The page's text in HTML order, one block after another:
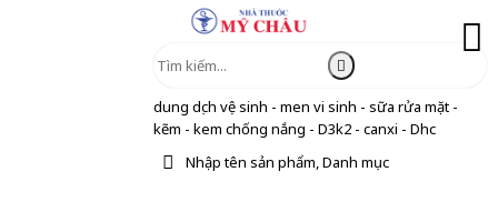
dung dịch vệ sinh - men vi sinh - sữa rửa mặt -
kẽm - kem chống nắng - D3k2 - canxi - Dhc
Nhập tên sản phẩm, Danh mục